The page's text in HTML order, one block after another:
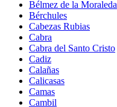
Bélmez de la Moraleda
Bérchules
Cabezas Rubias
Cabra
Cabra del Santo Cristo
Cadiz
Calañas
Calicasas
Camas
Cambil